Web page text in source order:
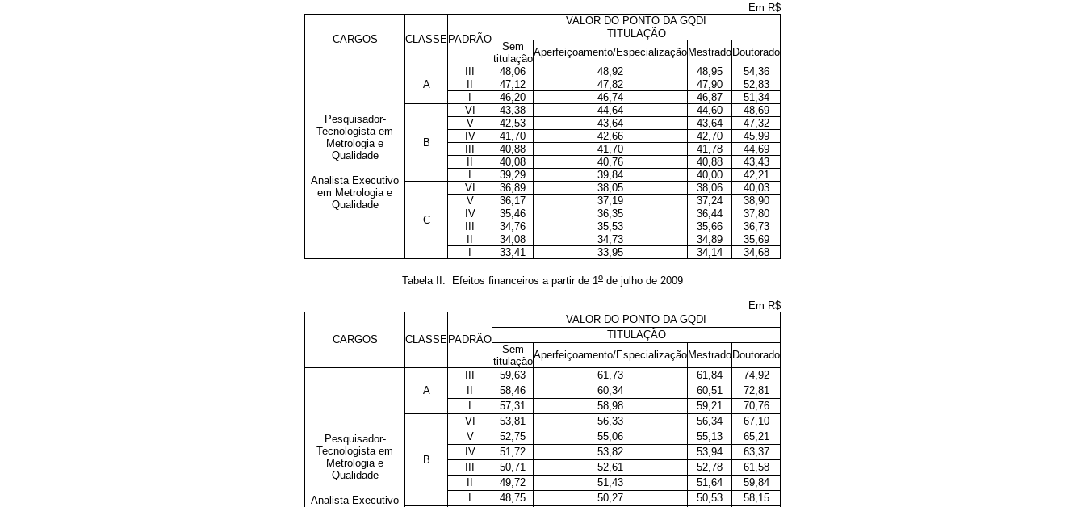
Em R$
CARGOS CLASSE PADRÃO
VALOR DO PONTO DA GQDI
TITULAÇÃO
Sem
titulação
Aperfeiçoamento/Especialização Mestrado Doutorado
Pesquisador-
Tecnologista em
Metrologia e
Qualidade
Analista Executivo
em Metrologia e
Qualidade
A
48,06 48,92 48,95
54,36
47,12 47,82 47,90
52,83
46,20 46,74 46,87 51,34
B
VI 43,38 44,64 44,60
48,69
V
42,53 43,64 43,64
47,32
IV
41,70 42,66 42,70
45,99
40,88 41,70 41,78
44,69
40,08 40,76 40,88
43,43
39,29 39,84 40,00 42,21
C
VI 36,89 38,05 38,06
40,03
V
36,17 37,19 37,24
38,90
IV
35,46 36,35 36,44
37,80
34,76 35,53 35,66
36,73
34,08 34,73 34,89
35,69
33,41 33,95 34,14 34,68
Tabela II: Efeitos financeiros a partir de 1o de julho de 2009
Em R$
CARGOS CLASSE PADRÃO
VALOR DO PONTO DA GQDI
TITULAÇÃO
Sem
titulação
Aperfeiçoamento/Especialização Mestrado Doutorado
Pesquisador-
Tecnologista em
Metrologia e
Qualidade
Analista Executivo
A
59,63 61,73 61,84
74,92
58,46 60,34 60,51
72,81
57,31 58,98 59,21 70,76
B
VI 53,81 56,33 56,34
67,10
V
52,75 55,06 55,13
65,21
IV
51,72 53,82 53,94
63,37
50,71 52,61 52,78
61,58
49,72 51,43 51,64
59,84
48,75 50,27 50,53 58,15